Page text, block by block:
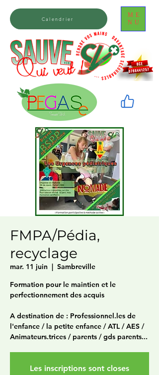
ME
NU
Calendrier
FMPA/Pédia,
recyclage
mar. 11 juin
  |
Sambreville
Formation pour le maintien et le
perfectionnement des acquis
A destination de : Professionnel.les de
l'enfance / la petite enfance / ATL / AES /
Animateurs.trices / parents / gds parents...
Les inscriptions sont closes